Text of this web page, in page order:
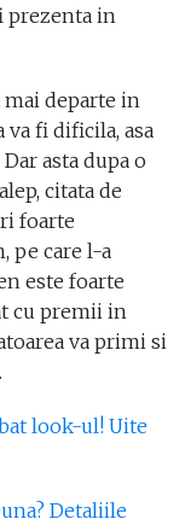
prezenta in
mai departe in
va fi dificila, asa
asta dupa o
citata de
foarte
pe care l-a
este foarte
cu premii in
va primi si
look-ul! Uite
Detaliile